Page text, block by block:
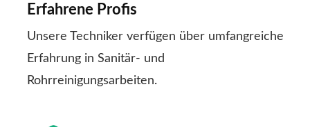
Erfahrene Profis
Unsere Techniker verfügen über umfangreiche
Erfahrung in Sanitär- und
Rohrreinigungsarbeiten.